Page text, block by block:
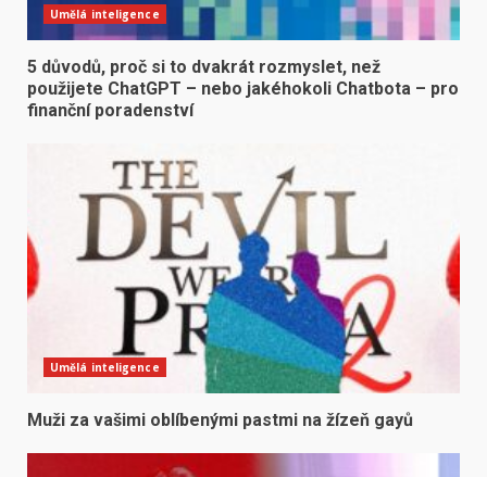
Umělá inteligence
5 důvodů, proč si to dvakrát rozmyslet, než
použijete ChatGPT – nebo jakéhokoli Chatbota – pro
finanční poradenství
Umělá inteligence
Muži za vašimi oblíbenými pastmi na žízeň gayů